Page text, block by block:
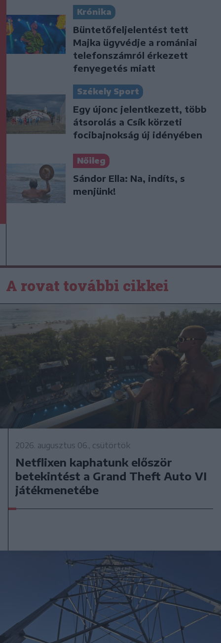
Krónika
Büntetőfeljelentést tett
Majka ügyvédje a romániai
telefonszámról érkezett
fenyegetés miatt
Székely Sport
Egy újonc jelentkezett, több
átsorolás a Csík körzeti
focibajnokság új idényében
Nőileg
Sándor Ella: Na, indíts, s
menjünk!
A rovat további cikkei
2026. augusztus 06., csütörtök
Netflixen kaphatunk először
betekintést a Grand Theft Auto VI
játékmenetébe